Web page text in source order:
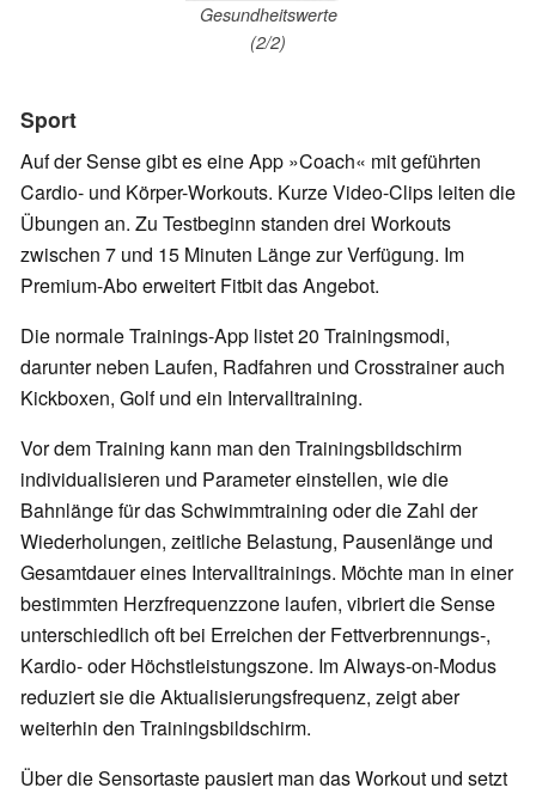
Gesundheitswerte
(2/2)
Sport
Auf der Sense gibt es eine App »Coach« mit geführten
Cardio- und Körper-Workouts. Kurze Video-Clips leiten die
Übungen an. Zu Testbeginn standen drei Workouts
zwischen 7 und 15 Minuten Länge zur Verfügung. Im
Premium-Abo erweitert Fitbit das Angebot.
Die normale Trainings-App listet 20 Trainingsmodi,
darunter neben Laufen, Radfahren und Crosstrainer auch
Kickboxen, Golf und ein Intervalltraining.
Vor dem Training kann man den Trainingsbildschirm
individualisieren und Parameter einstellen, wie die
Bahnlängefür das Schwimmtraining oder die Zahl der
Wiederholungen, zeitliche Belastung, Pausenlänge und
Gesamtdauer eines Intervalltrainings. Möchte man in einer
bestimmten Herzfrequenzzone laufen, vibriert die Sense
unterschiedlich oft bei Erreichen der Fettverbrennungs-,
Kardio- oder Höchstleistungszone. Im Always-on-Modus
reduziert sie dieAktualisierungsfrequenz, zeigt aber
weiterhin den Trainingsbildschirm.
Über die Sensortaste pausiert man das Workout und setzt